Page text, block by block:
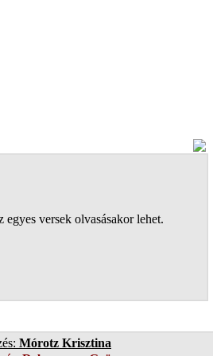
versek olvasásakor lehet.
Mórotz Krisztina